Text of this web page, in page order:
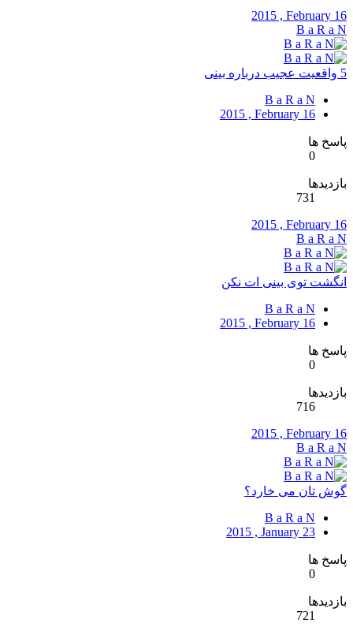
2015 , February 16
B a R a N
5 واقعیت عجیب درباره بینی
B a R a N
2015 , February 16
پاسخ ها
0
بازدیدها
731
2015 , February 16
B a R a N
انگشت توی بینی ات نکن
B a R a N
2015 , February 16
پاسخ ها
0
بازدیدها
716
2015 , February 16
B a R a N
گوش تان می خارد؟
B a R a N
2015 , January 23
پاسخ ها
0
بازدیدها
721